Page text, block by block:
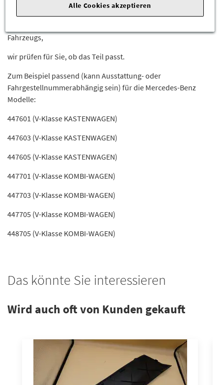
Fahrzeugs,
wir prüfen für Sie, ob das Teil passt.
Zum Beispiel passend (kann Ausstattung- oder
Fahrgestellnummerabhängig sein) für die Mercedes-Benz
Modelle:
447601 (V-Klasse KASTENWAGEN)
447603 (V-Klasse KASTENWAGEN)
447605 (V-Klasse KASTENWAGEN)
447701 (V-Klasse KOMBI-WAGEN)
447703 (V-Klasse KOMBI-WAGEN)
447705 (V-Klasse KOMBI-WAGEN)
448705 (V-Klasse KOMBI-WAGEN)
Das könnte Sie interessieren
Wird auch oft von Kunden gekauft
Alle Cookies akzeptieren